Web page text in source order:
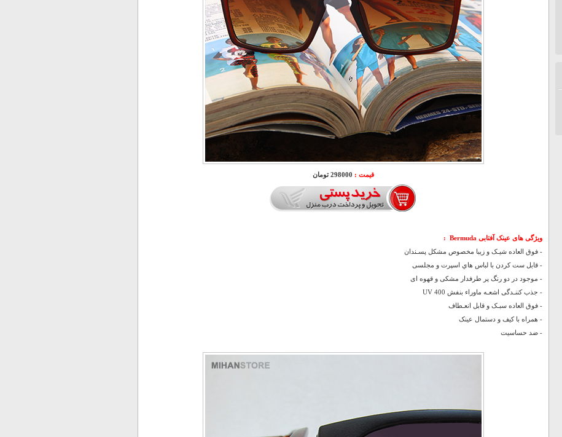
قیمت : 298000 تومان
ویژگی های عینک آفتابی Bermuda :
- فوق العاده شیـک و زیبا مخصوص مشکل پسـندان
- قابل ست كردن با لباس هاي اسپرت و مجلسی
- موجود در دو رنگ پر طرفدار مشکی و قهوه ای
- جذب کننـدگی اشعـه ماوراء بنفش UV 400
- فوق العاده سبـک و قابل انعـطاف
- همراه با کیف و دستمال عینک
- ضد حساسیت